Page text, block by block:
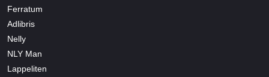
Ferratum
Adlibris
Nelly
NLY Man
Lappeliten